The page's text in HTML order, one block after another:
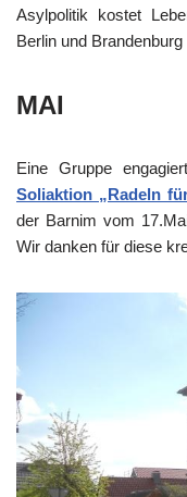
Asylpolitik kostet
Berlin und
MAI
Eine Gruppe
Soliaktion „Radeln
der Barnim vom
Wir danken für diese